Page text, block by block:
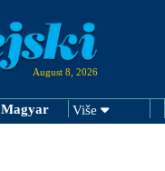
August 8, 2026
Magyar Više